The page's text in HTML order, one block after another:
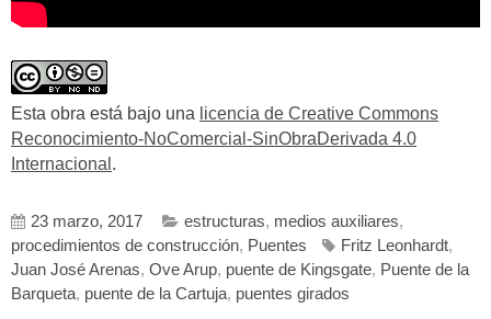
Esta obra está bajo una licencia de Creative Commons
Reconocimiento-NoComercial-SinObraDerivada 4.0
Internacional .
23 marzo, 2017 estructuras, medios auxiliares,
procedimientos de construcción, Puentes Fritz Leonhardt,
Juan José Arenas, Ove Arup, puente de Kingsgate, Puente de la
Barqueta, puente de la Cartuja, puentes girados